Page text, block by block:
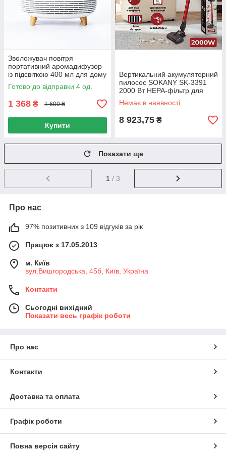
Зволожувач повітря
портативний аромадифузор
із підсвіткою 400 мл для дому
з режимами туману
Готово до відправки 4 од.
1 368 ₴ 1 609 ₴
Купити
Вертикальний акумуляторний
пилосос SOKANY SK-3391
2000 Вт HEPA-фільтр для
сухого прибирання ручний
колбовий
Немає в наявності
8 923,75 ₴
Показати ще
1 / 3
Про нас
97% позитивних з 109 відгуків за рік
Працює з 17.05.2013
м. Київ
вул.Вишгородська, 45б, Київ, Україна
Контакти
Сьогодні вихідний
Показати весь графік роботи
Про нас
Контакти
Доставка та оплата
Графік роботи
Повна версія сайту